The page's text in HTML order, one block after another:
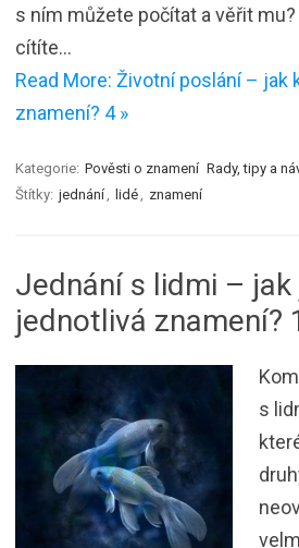
s ním můžete počítat a věřit mu?
cítíte…
Read More: Životní poslání – jak
znamení? 4 »
Kategorie: Pověsti o znamení Rady, tipy a
Štítky: jednání lidé znamení
Jednání s lidmi –
jednotlivá znamení?
s